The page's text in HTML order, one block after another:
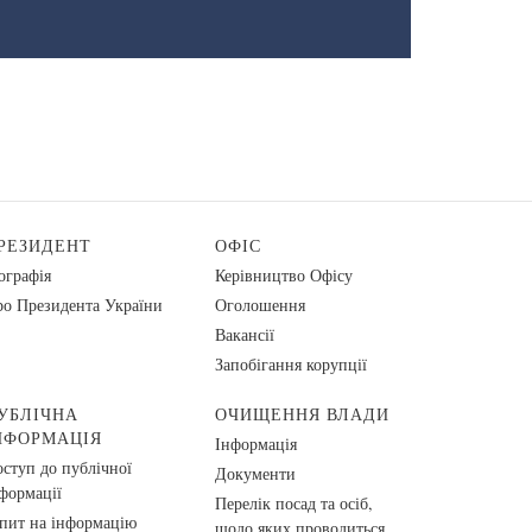
Президента України
ОФІС
Керівництво Офісу
Оголошення
Вакансії
Запобігання корупції
до публічної
на інформацію
ОЧИЩЕННЯ ВЛАДИ
Інформація
Документи
Перелік посад та осіб,